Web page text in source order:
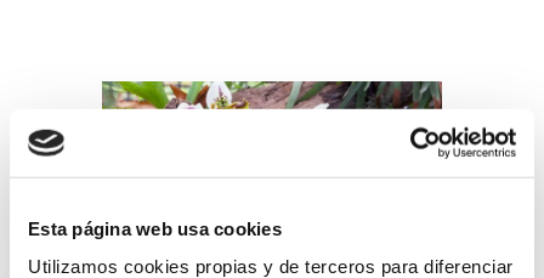
Esta página web usa cookies
Utilizamos cookies propias y de terceros para diferenciar